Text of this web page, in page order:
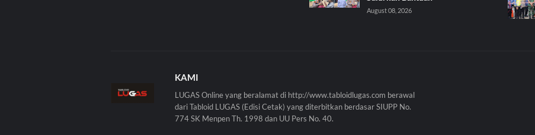
August 08, 2026
KAMI
LUGAS Online yang beralamat di http://www.tabloidlugas.com berawal
dari Tabloid LUGAS (Edisi Cetak) yang diterbitkan berdasar SIUPP No.
774 SK Menpen Th. 1998 dan UU Pers No. 40.